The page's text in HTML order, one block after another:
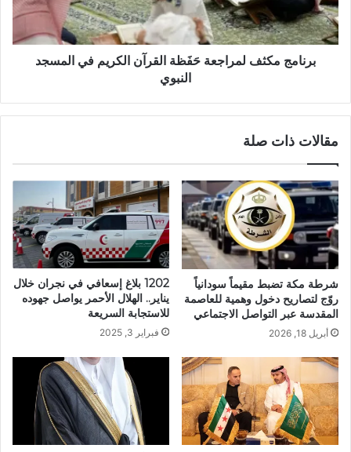
برنامج مكثف لمراجعة حَفَظة القرآن الكريم في المسجد
النبوي
مقالات ذات صلة
شرطة مكة تضبط مقيماً سودانياً
روّج لتصاريح دخول وهمية للعاصمة
المقدسة عبر التواصل الاجتماعي
أبريل 18, 2026
1202 بلاغ إسعافي في نجران خلال
يناير.. الهلال الأحمر يواصل جهوده
للاستجابة السريعة
فبراير 3, 2025